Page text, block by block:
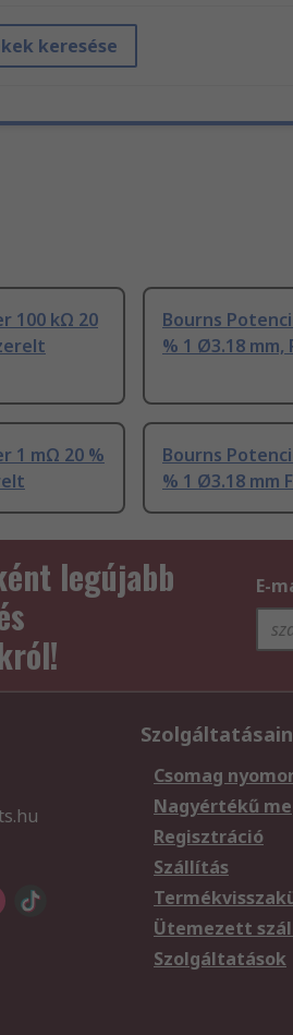
keresése
100 kΩ 20
Bourns
% 1 Ø3.18 mm,
1 mΩ 20 %
Bourns
% 1 Ø3.18 mm
legújabb
E-
Csomag
Nagyértékű
Regisztráció
Szállítás
Ütemezett
Szolgáltatások